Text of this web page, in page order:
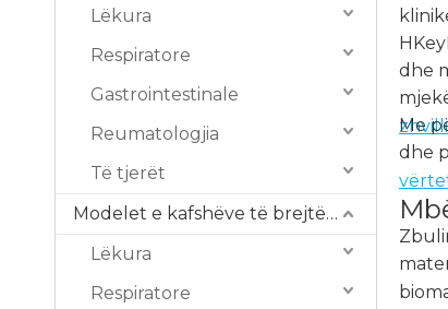
Lëkura
Respiratore
Gastrointestinale
Reumatologjia
Të tjerët
Modelet e kafshëve të brejtësve
Lëkura
Respiratore
dhe
Me
dhe